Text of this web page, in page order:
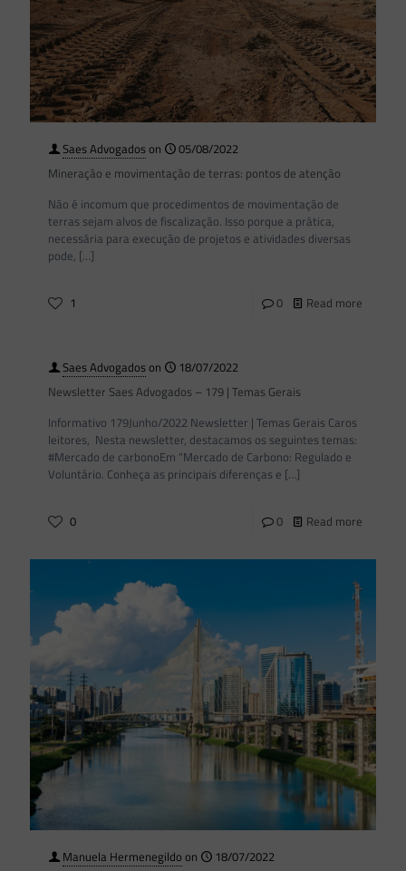
Saes Advogadoson
05/08/2022
Mineração e movimentação de terras: pontos de atenção
Não é incomum que procedimentos de movimentação de
terras sejam alvos de fiscalização. Isso porque a prática,
necessária para execução de projetos e atividades diversas
pode, […]
1 0 Read more
Saes Advogadoson
18/07/2022
Newsletter Saes Advogados – 179 | Temas Gerais
Informativo 179Junho/2022 Newsletter | Temas Gerais Caros
leitores, Nesta newsletter, destacamos os seguintes temas:
#Mercado de carbonoEm “Mercado de Carbono: Regulado e
Voluntário. Conheça as principais diferenças e […]
0 0 Read more
Manuela Hermenegildo on
18/07/2022